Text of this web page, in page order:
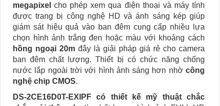
megapixel cho phép xem qua điện thoại và máy tính
được trang bị công nghệ HD và ánh sáng kép giúp
giám sát hiệu quả vào ban đêm cung cấp nhiều lựa
chọn hình ảnh trắng đen hoặc màu với khoảng cách
hồng ngoại 20m đây là giải pháp giá rẻ cho camera
ban đêm chất lượng. Thiết bị có chức năng chống
nước lắp ngoài trời với hình ảnh sáng hơn nhờ công
nghệ chip CMOS.
DS-2CE16D0T-EXIPF có thiết kế mỹ thuật chắc